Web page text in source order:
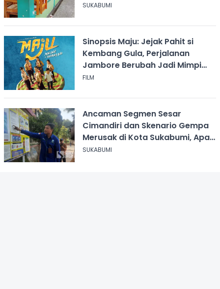
SUKABUMI
Sinopsis Maju: Jejak Pahit si
Kembang Gula, Perjalanan
Jambore Berubah Jadi Mimpi
Buruk
FILM
Ancaman Segmen Sesar
Cimandiri dan Skenario Gempa
Merusak di Kota Sukabumi, Apa
yang Harus Dilakukan?
SUKABUMI